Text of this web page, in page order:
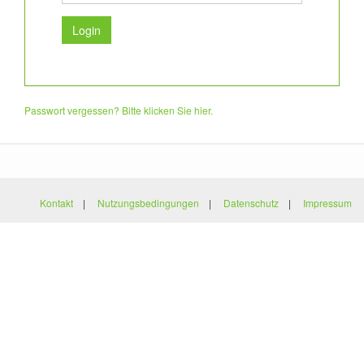
Passwort vergessen? Bitte klicken Sie hier.
Kontakt | Nutzungsbedingungen | Datenschutz | Impressum